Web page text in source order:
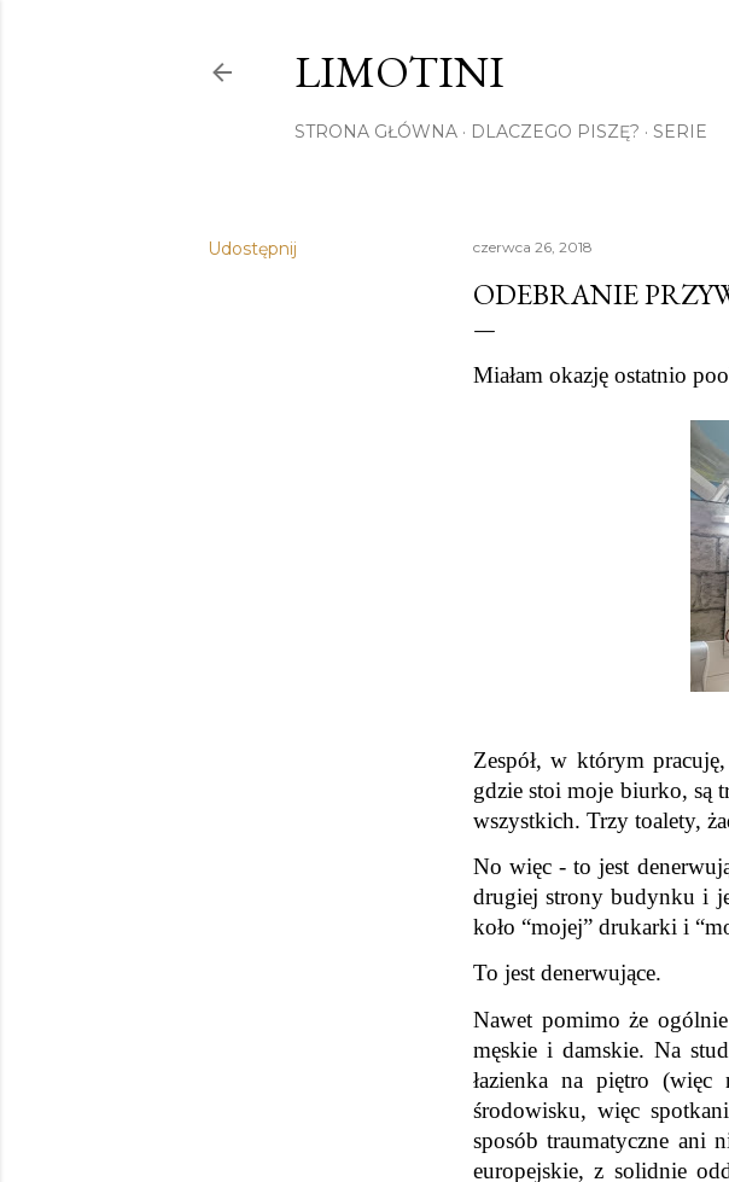
LIMOTINI
STRONA GŁÓWNA DLACZEGO PISZĘ? SERIE
Udostępnij czerwca 26, 2018
ODEBRANIE
Miałam okazję ostatnio
Zespół, w którym
gdzie stoi moje biurko, są
wszystkich. Trzy toalety,
No więc - to jest
drugiej strony budynku i
koło “mojej” drukarki i
To jest denerwujące.
Nawet pomimo że
męskie i damskie. Na
łazienka na piętro
środowisku, więc
sposób traumatyczne ani
europejskie, z solidnie